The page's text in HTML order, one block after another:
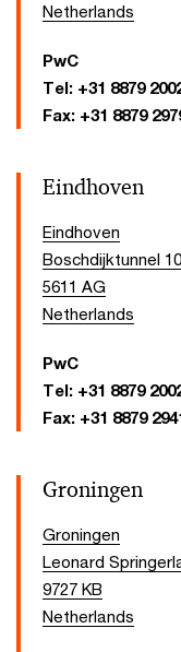
Netherlands
PwC
Tel: +31 8879
Fax: +31 8879
Eindhoven
Eindhoven
Boschdijktunnel 10
5611 AG
Netherlands
PwC
Tel: +31 8879
Fax: +31 8879
Groningen
Groningen
Leonard
9727 KB
Netherlands